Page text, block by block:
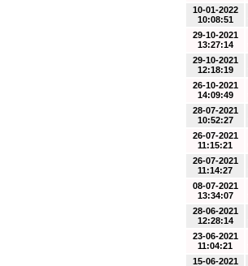
10-01-2022
10:08:51
29-10-2021
13:27:14
29-10-2021
12:18:19
26-10-2021
14:09:49
28-07-2021
10:52:27
26-07-2021
11:15:21
26-07-2021
11:14:27
08-07-2021
13:34:07
28-06-2021
12:28:14
23-06-2021
11:04:21
15-06-2021